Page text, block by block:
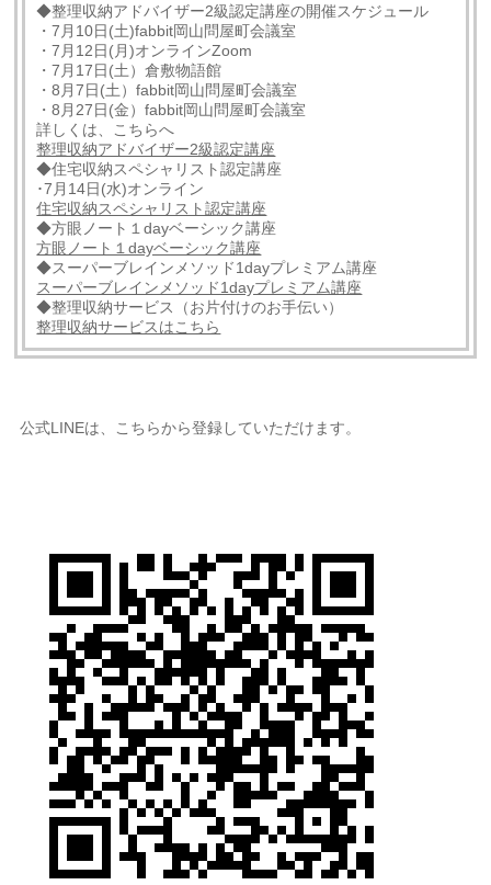
◆整理収納アドバイザー2級認定講座の開催スケジュール
・7月10日(土)fabbit岡山問屋町会議室
・7月12日(月)オンラインZoom
・7月17日(土）倉敷物語館
・8月7日(土）fabbit岡山問屋町会議室
・8月27日(金）fabbit岡山問屋町会議室
詳しくは、こちらへ
整理収納アドバイザー2級認定講座
◆住宅収納スペシャリスト認定講座
･7月14日(水)オンライン
住宅収納スペシャリスト認定講座
◆方眼ノート１dayベーシック講座
方眼ノート１dayベーシック講座
◆スーパーブレインメソッド1dayプレミアム講座
スーパーブレインメソッド1dayプレミアム講座
◆整理収納サービス（お片付けのお手伝い）
整理収納サービスはこちら
公式LINEは、こちらから登録していただけます。